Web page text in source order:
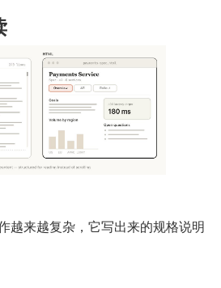
越来越复杂，它写出来的规格说明